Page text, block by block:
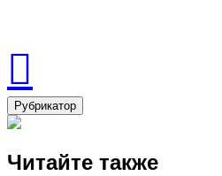
Рубрикатор
Читайте также